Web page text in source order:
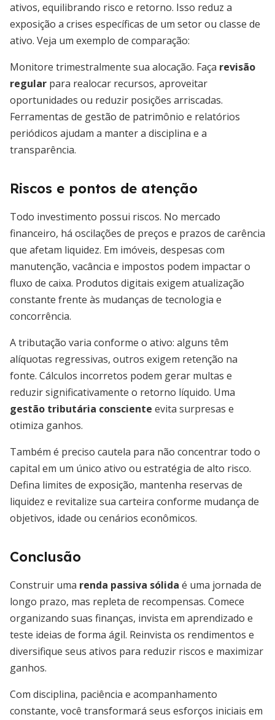
ativos, equilibrando risco e retorno. Isso reduz a
exposição a crises específicas de um setor ou classe de
ativo. Veja um exemplo de comparação:
Monitore trimestralmente sua alocação. Faça revisão
regular para realocar recursos, aproveitar
oportunidades ou reduzir posições arriscadas.
Ferramentas de gestão de patrimônio e relatórios
periódicos ajudam a manter a disciplina e a
transparência.
Riscos e pontos de atenção
Todo investimento possui riscos. No mercado
financeiro, há oscilações de preços e prazos de carência
que afetam liquidez. Em imóveis, despesas com
manutenção, vacância e impostos podem impactar o
fluxo de caixa. Produtos digitais exigem atualização
constante frente às mudanças de tecnologia e
concorrência.
A tributação varia conforme o ativo: alguns têm
alíquotas regressivas, outros exigem retenção na
fonte. Cálculos incorretos podem gerar multas e
reduzir significativamente o retorno líquido. Uma
gestão tributária consciente evita surpresas e
otimiza ganhos.
Também é preciso cautela para não concentrar todo o
capital em um único ativo ou estratégia de alto risco.
Defina limites de exposição, mantenha reservas de
liquidez e revitalize sua carteira conforme mudança de
objetivos, idade ou cenários econômicos.
Conclusão
Construir uma renda passiva sólida é uma jornada de
longo prazo, mas repleta de recompensas. Comece
organizando suas finanças, invista em aprendizado e
teste ideias de forma ágil. Reinvista os rendimentos e
diversifique seus ativos para reduzir riscos e maximizar
ganhos.
Com disciplina, paciência e acompanhamento
constante, você transformará seus esforços iniciais em